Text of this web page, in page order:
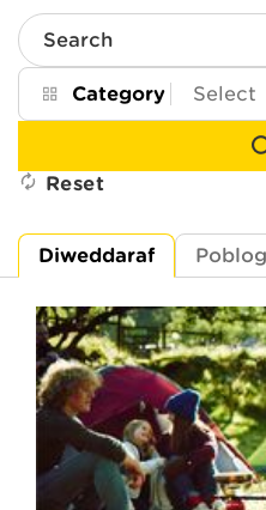
Search
Category
Reset
Diweddaraf